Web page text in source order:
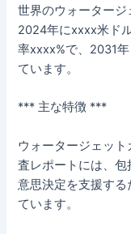
世界のウォータージ
2024年にxxxx米ド
率xxxx%で、2031
ています。
*** 主な特徴 ***
ウォータージェッ
査レポートには、
意思決定を支援す
ています。